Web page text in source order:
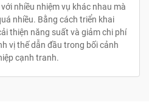
nhiều nhiệm vụ khác nhau mà
nhiều. Bằng cách triển khai
thiện năng suất và giảm chi phí
vị thế dẫn đầu trong bối cảnh
cạnh tranh.